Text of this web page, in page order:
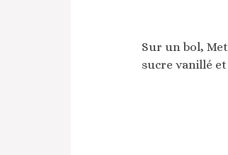
Sur un bol,
sucre vanillé